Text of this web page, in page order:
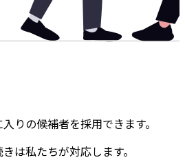
りの候補者を採用できます。
は私たちが対応します。